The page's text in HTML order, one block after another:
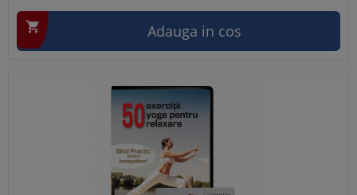
 Adauga in cos